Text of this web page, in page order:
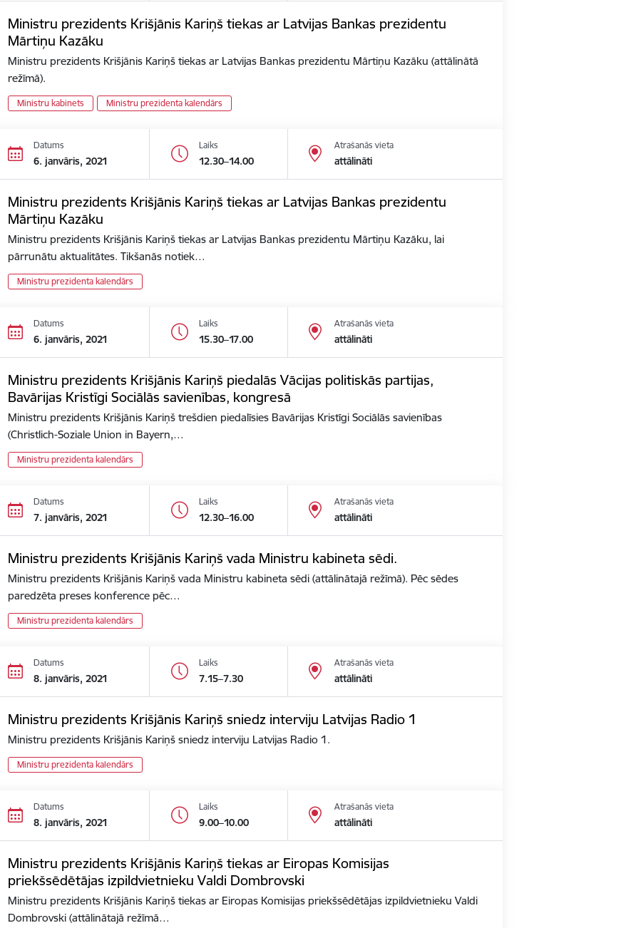
Ministru prezidents Krišjānis Kariņš tiekas ar Latvijas Bankas prezidentu
Mārtiņu Kazāku
Ministru prezidents Krišjānis Kariņš tiekas ar Latvijas Bankas prezidentu Mārtiņu Kazāku (attālinātā
režīmā).
Ministru kabinets Ministru prezidenta kalendārs
Datums
6. janvāris, 2021
Laiks
12.30–14.00
Atrašanās vieta
attālināti
Ministru prezidents Krišjānis Kariņš tiekas ar Latvijas Bankas prezidentu
Mārtiņu Kazāku
Ministru prezidents Krišjānis Kariņš tiekas ar Latvijas Bankas prezidentu Mārtiņu Kazāku, lai
pārrunātu aktualitātes. Tikšanās notiek…
Ministru prezidenta kalendārs
Datums
6. janvāris, 2021
Laiks
15.30–17.00
Atrašanās vieta
attālināti
Ministru prezidents Krišjānis Kariņš piedalās Vācijas politiskās partijas,
Bavārijas Kristīgi Sociālās savienības, kongresā
Ministru prezidents Krišjānis Kariņš trešdien piedalīsies Bavārijas Kristīgi Sociālās savienības
(Christlich-Soziale Union in Bayern,…
Ministru prezidenta kalendārs
Datums
7. janvāris, 2021
Laiks
12.30–16.00
Atrašanās vieta
attālināti
Ministru prezidents Krišjānis Kariņš vada Ministru kabineta sēdi.
Ministru prezidents Krišjānis Kariņš vada Ministru kabineta sēdi (attālinātajā režīmā). Pēc sēdes
paredzēta preses konference pēc…
Ministru prezidenta kalendārs
Datums
8. janvāris, 2021
Laiks
7.15–7.30
Atrašanās vieta
attālināti
Ministru prezidents Krišjānis Kariņš sniedz interviju Latvijas Radio 1
Ministru prezidents Krišjānis Kariņš sniedz interviju Latvijas Radio 1.
Ministru prezidenta kalendārs
Datums
8. janvāris, 2021
Laiks
9.00–10.00
Atrašanās vieta
attālināti
Ministru prezidents Krišjānis Kariņš tiekas ar Eiropas Komisijas
priekšsēdētājas izpildvietnieku Valdi Dombrovski
Ministru prezidents Krišjānis Kariņš tiekas ar Eiropas Komisijas priekšsēdētājas izpildvietnieku Valdi
Dombrovski (attālinātajā režīmā…